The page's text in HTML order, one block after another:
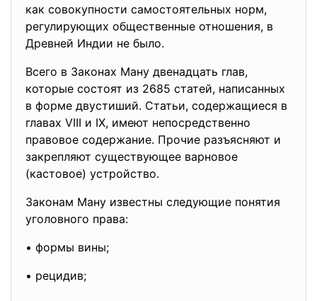
как совокупности самостоятельных норм,
регулирующих общественные отношения, в
Древней Индии не было.
Всего в Законах Ману двенадцать глав,
которые состоят из 2685 статей, написанных
в форме двустиший. Статьи, содержащиеся в
главах VIII и IX, имеют непосредственно
правовое содержание. Прочие разъясняют и
закрепляют существующее варновое
(кастовое) устройство.
Законам Ману известны следующие понятия
уголовного права:
• формы вины;
• рецидив;